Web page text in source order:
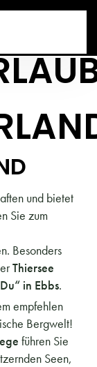
und bietet
Sie zum
Besonders
Thiersee
in Ebbs.
empfehlen
Bergwelt!
führen Sie
Seen,